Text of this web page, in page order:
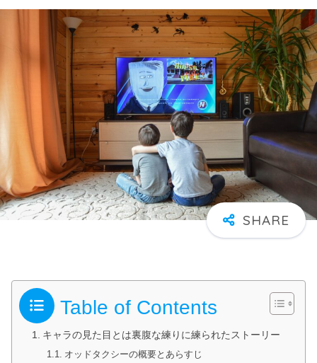
Table of Contents
キャラの見た目とは裏腹な練りに練られたストーリー
オッドタクシーの概要とあらすじ